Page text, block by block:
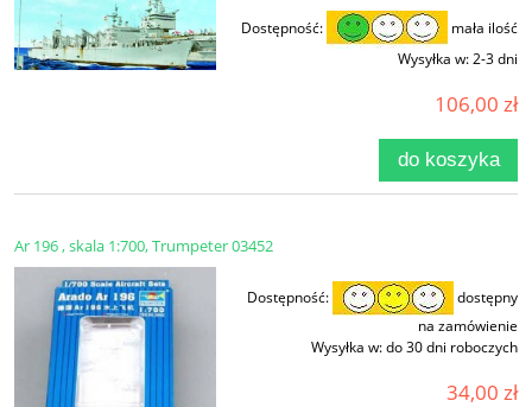
Dostępność:
mała ilość
Wysyłka w:2-3 dni
106,00 zł
do koszyka
Ar 196 , skala 1:700, Trumpeter 03452
Dostępność:
dostępny
na zamówienie
Wysyłka w:do 30 dni roboczych
34,00 zł